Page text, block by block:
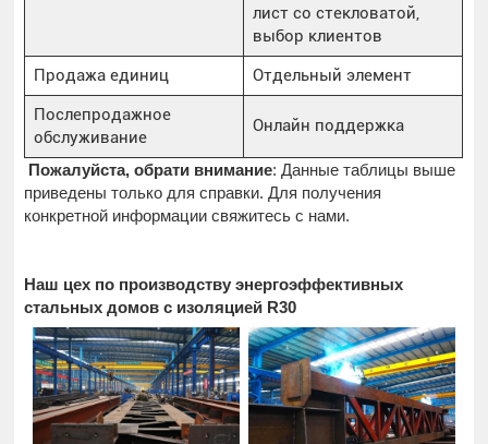
лист со стекловатой,
выбор клиентов
Продажа единиц
Отдельный элемент
Послепродажное
обслуживание
Онлайн поддержка
Пожалуйста, обрати внимание: Данные таблицы выше
приведены только для справки. Для получения
конкретной информации свяжитесь с нами.
Наш цех по производству энергоэффективных
стальных домов с изоляцией R30